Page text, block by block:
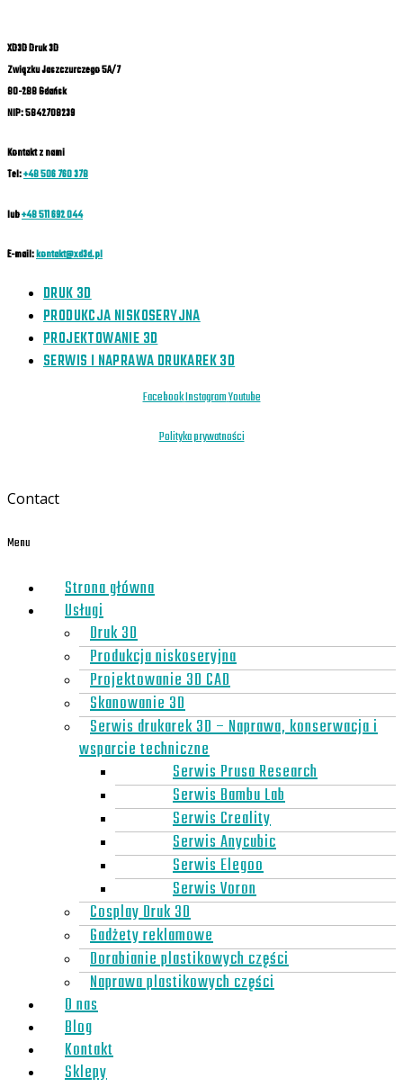
XD3D Druk 3D
Związku Jaszczurczego 5A/7
80-288 Gdańsk
NIP: 5842708239
Kontakt z nami
Tel:+48 506 760 378
lub+48 511 692 044
E-mail:kontakt@xd3d.pl
DRUK 3D
PRODUKCJA NISKOSERYJNA
PROJEKTOWANIE 3D
SERWIS I NAPRAWA DRUKAREK 3D
FacebookInstagramYoutube
Polityka prywatności
Contact
Menu
Strona główna
Usługi
Druk 3D
Produkcja niskoseryjna
Projektowanie 3D CAD
Skanowanie 3D
Serwis drukarek 3D – Naprawa, konserwacja i
wsparcie techniczne
Serwis Prusa Research
Serwis Bambu Lab
Serwis Creality
Serwis Anycubic
Serwis Elegoo
Serwis Voron
Cosplay Druk 3D
Gadżety reklamowe
Dorabianie plastikowych części
Naprawa plastikowych części
O nas
Blog
Kontakt
Sklepy